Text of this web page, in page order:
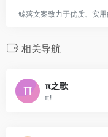
鲸落文案致力于优质、实
相关导航
π之歌
π!